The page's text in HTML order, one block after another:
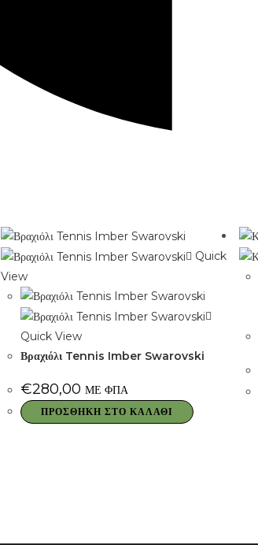
Quick
View
Quick View
Βραχιόλι Tennis Imber Swarovski
€280,00 ΜΕ ΦΠΑ
ΠΡΟΣΘΉΚΗ ΣΤΟ ΚΑΛΆΘΙ